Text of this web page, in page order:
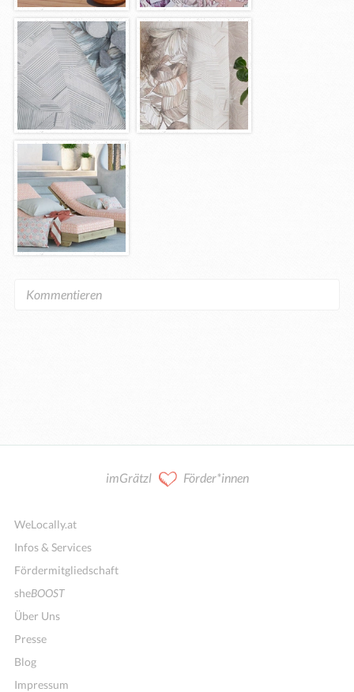
imGrätzl Förder*innen
WeLocally.at
Infos & Services
Fördermitgliedschaft
sheBOOST
Über Uns
Presse
Blog
Impressum